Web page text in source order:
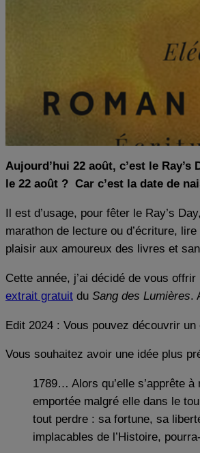
Aujourd’hui 22 août, c’est le Ray’s
le 22 août ? Car c’est la date de
Il est d’usage, pour fêter le Ray’s
marathon de lecture ou d’écriture,
plaisir aux amoureux des livres et
Cette année, j’ai décidé de vous offrir
extrait gratuit du Sang des Lumières.
Edit 2024 : Vous pouvez découvrir
Vous souhaitez avoir une idée plus
1789… Alors qu’elle s’apprête
emportée malgré elle dans le
tout perdre : sa fortune, sa
implacables de l’Histoire,